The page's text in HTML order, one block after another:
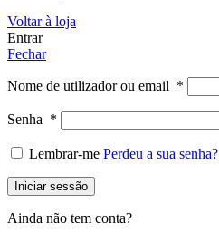
Voltar à loja
Entrar
Fechar
Nome de utilizador ou email *
Senha *
Lembrar-me Perdeu a sua senha?
Iniciar sessão
Ainda não tem conta?